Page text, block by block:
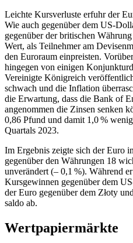
Leichte Kursverluste erfuhr der
Wie auch gegenüber dem US-
gegenüber der britischen
Wert, als Teilnehmer am
den Euroraum einpreisten.
hingegen von einigen
Vereinigte Königreich
schwach und die Inflation
die Erwartung, dass die Bank of
angenommen die Zinsen senken
0,86 Pfund und damit 1,0 %
Quartals 2023.
Im Ergebnis zeigte sich der Euro
gegenüber den Währungen 18
unverändert (– 0,1 %). Während
Kursgewinnen gegenüber dem US
der Euro gegenüber dem Złoty
saldo ab.
Wertpapiermärkte